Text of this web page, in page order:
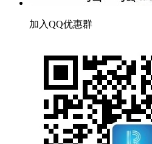
加入QQ优惠群